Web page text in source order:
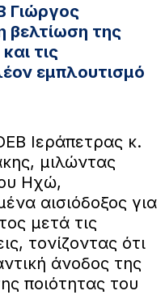
Γιώργος
βελτίωση της
τις
εμπλουτισμό
Ιεράπετρας κ.
μιλώντας
Ηχώ,
αισιόδοξος για
μετά τις
τονίζοντας ότι
άνοδος της
ποιότητας του